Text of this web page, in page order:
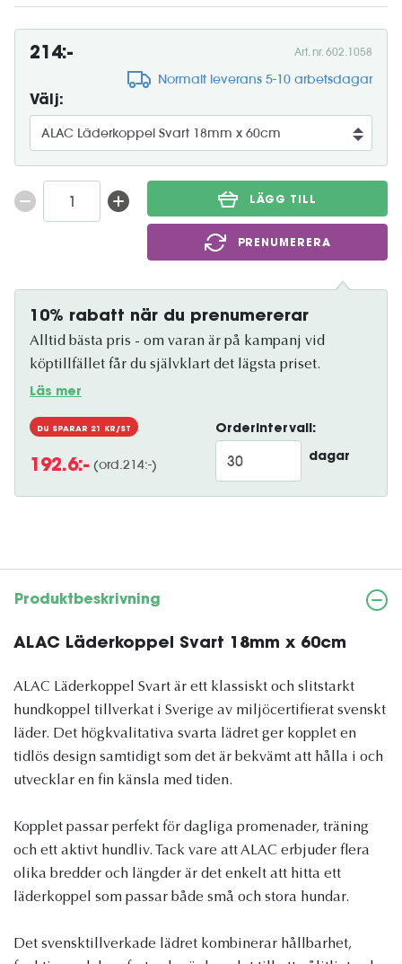
214:- Art. nr. 602.1058
Normalt leverans 5-10 arbetsdagar
Välj:
LÄGG TILL
PRENUMERERA
10% rabatt när du prenumererar
Alltid bästa pris - om varan är på kampanj vid
köptillfället får du självklart det lägsta priset.
Läs mer
DU SPARAR 21 KR/ST
192.6:- (ord.214:-)
Orderintervall:
dagar
Produktbeskrivning
ALAC Läderkoppel Svart 18mm x 60cm
ALAC Läderkoppel Svart är ett klassiskt och slitstarkt
hundkoppel tillverkat i Sverige av miljöcertifierat svenskt
läder. Det högkvalitativa svarta lädret ger kopplet en
tidlös design samtidigt som det är bekvämt att hålla i och
utvecklar en fin känsla med tiden.
Kopplet passar perfekt för dagliga promenader, träning
och ett aktivt hundliv. Tack vare att ALAC erbjuder flera
olika bredder och längder är det enkelt att hitta ett
läderkoppel som passar både små och stora hundar.
Det svensktillverkade lädret kombinerar hållbarhet,